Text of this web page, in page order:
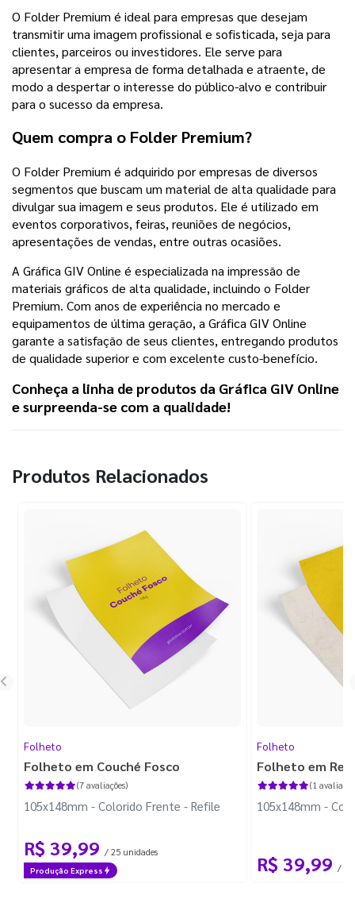
O Folder Premium é ideal para empresas que desejam
transmitir uma imagem profissional e sofisticada, seja para
clientes, parceiros ou investidores. Ele serve para
apresentar a empresa de forma detalhada e atraente, de
modo a despertar o interesse do público-alvo e contribuir
para o sucesso da empresa.
Quem compra o Folder Premium?
O Folder Premium é adquirido por empresas de diversos
segmentos que buscam um material de alta qualidade para
divulgar sua imagem e seus produtos. Ele é utilizado em
eventos corporativos, feiras, reuniões de negócios,
apresentações de vendas, entre outras ocasiões.
A Gráfica GIV Online é especializada na impressão de
materiais gráficos de alta qualidade, incluindo o Folder
Premium. Com anos de experiência no mercado e
equipamentos de última geração, a Gráfica GIV Online
garante a satisfação de seus clientes, entregando produtos
de qualidade superior e com excelente custo-benefício.
Conheça a linha de produtos da Gráfica GIV Online
e surpreenda-se com a qualidade!
Produtos Relacionados
Folheto
Folheto em Couché Fosco
(7 avaliações)
105x148mm - Colorido Frente - Refile
R$ 39,99 / 25 unidades
Produção Express
Folheto
Folheto em
(1
105x148mm -
R$ 39,99 / 25